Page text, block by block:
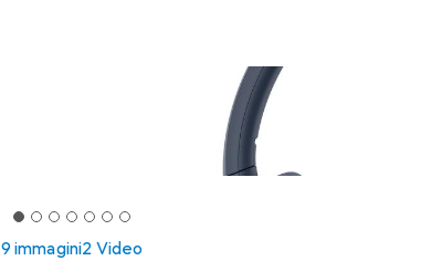
9 immagini2 Video